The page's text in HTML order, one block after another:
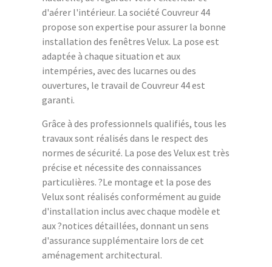
d'aérer l'intérieur. La société Couvreur 44
propose son expertise pour assurer la bonne
installation des fenêtres Velux. La pose est
adaptée à chaque situation et aux
intempéries, avec des lucarnes ou des
ouvertures, le travail de Couvreur 44 est
garanti.
Grâce à des professionnels qualifiés, tous les
travaux sont réalisés dans le respect des
normes de sécurité. La pose des Velux est très
précise et nécessite des connaissances
particulières. ?Le montage et la pose des
Velux sont réalisés conformément au guide
d'installation inclus avec chaque modèle et
aux ?notices détaillées, donnant un sens
d'assurance supplémentaire lors de cet
aménagement architectural.